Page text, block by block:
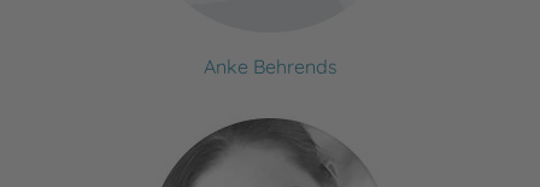
Anke Behrends